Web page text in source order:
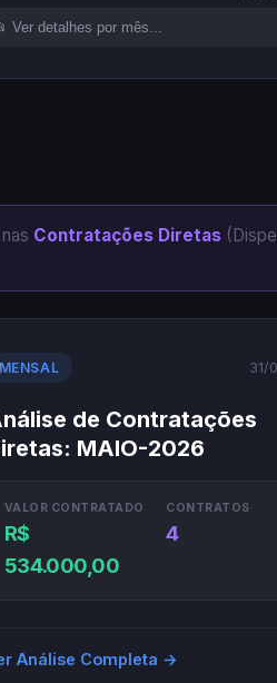
Contratações Diretas
MENSAL 31/
de Contratações
MAIO-2026
VALOR CONTRATADO
R$
534.000,00
CONTRATOS
4
Análise Completa →